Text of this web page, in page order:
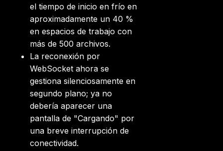
el tiempo de inicio en frío en
aproximadamente un 40 %
en espacios de trabajo con
más de 500 archivos.
La reconexión por
WebSocket ahora se
gestiona silenciosamente en
segundo plano; ya no
debería aparecer una
pantalla de "Cargando" por
una breve interrupción de
conectividad.